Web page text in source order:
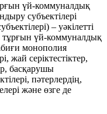
үй-коммуналдық
субъектілері
– уәкілетті
тұрғын үй-коммуналдық
монополия
жай серіктестіктер,
басқарушы
пәтерлердің,
және өзге де